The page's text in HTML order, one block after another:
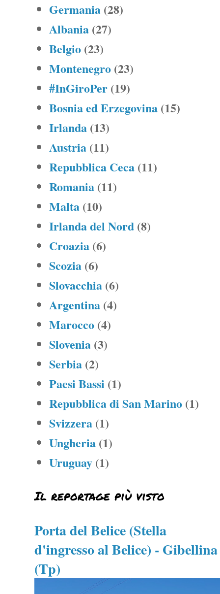
Germania (28)
Albania (27)
Belgio (23)
Montenegro (23)
#InGiroPer (19)
Bosnia ed Erzegovina (15)
Irlanda (13)
Austria (11)
Repubblica Ceca (11)
Romania (11)
Malta (10)
Irlanda del Nord (8)
Croazia (6)
Scozia (6)
Slovacchia (6)
Argentina (4)
Marocco (4)
Slovenia (3)
Serbia (2)
Paesi Bassi (1)
Repubblica di San Marino (1)
Svizzera (1)
Ungheria (1)
Uruguay (1)
Il reportage più visto
Porta del Belice (Stella
d'ingresso al Belice) - Gibellina
(Tp)